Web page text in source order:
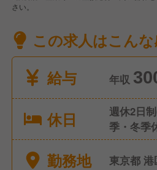
さい。
この求人はこんな
給与
年収
休日
週休2日
季・冬季
等
勤務地 東京都 港